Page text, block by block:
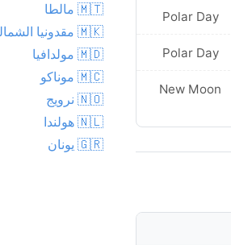
Polar Day
Polar Day
New Moon
Polar Day
Polar Day
Waxing
Crescent
🇲🇹 مالطا
🇲🇰 مقدونيا الشمالية
🇲🇩 مولدافيا
🇲🇨 موناكو
🇳🇴 نرويج
🇳🇱 هولندا
🇬🇷 يونان